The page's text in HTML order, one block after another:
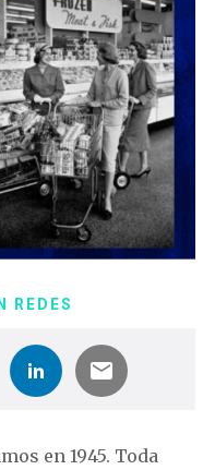
REDES
en 1945. Toda